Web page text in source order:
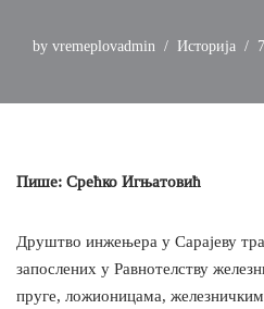
by vremeplovadmin Историја
Пише: Срећко Игњатовић
Друштво инжењера у Сарајеву
запослених у Равнотелству
пруге, ложионицама,